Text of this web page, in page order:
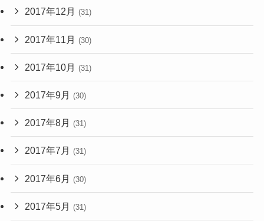
2017年12月 (31)
2017年11月 (30)
2017年10月 (31)
2017年9月 (30)
2017年8月 (31)
2017年7月 (31)
2017年6月 (30)
2017年5月 (31)